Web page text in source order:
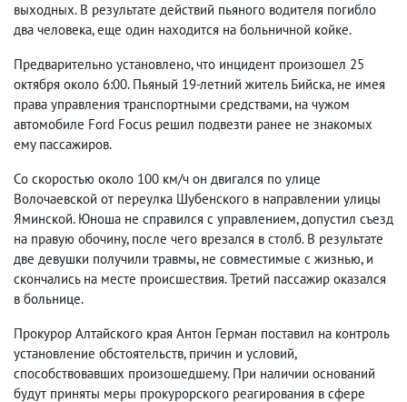
выходных. В результате действий пьяного водителя погибло
два человека, еще один находится на больничной койке.
Предварительно установлено, что инцидент произошел 25
октября около 6:00. Пьяный 19-летний житель Бийска, не имея
права управления транспортными средствами, на чужом
автомобиле Ford Focus решил подвезти ранее не знакомых
ему пассажиров.
Со скоростью около 100 км/ч он двигался по улице
Волочаевской от переулка Шубенского в направлении улицы
Яминской. Юноша не справился с управлением, допустил съезд
на правую обочину, после чего врезался в столб. В результате
две девушки получили травмы, не совместимые с жизнью, и
скончались на месте происшествия. Третий пассажир оказался
в больнице.
Прокурор Алтайского края Антон Герман поставил на контроль
установление обстоятельств, причин и условий,
способствовавших произошедшему. При наличии оснований
будут приняты меры прокурорского реагирования в сфере